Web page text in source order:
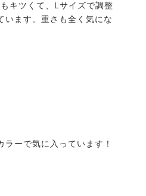
キツくて、Lサイズで調整
います。重さも全く気にな
ラーで気に入っています！